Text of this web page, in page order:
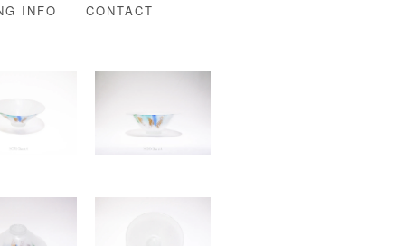
INFO CONTACT